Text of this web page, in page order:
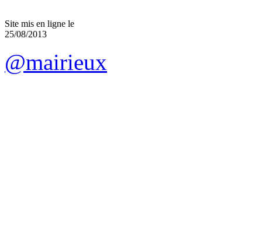
Site mis en ligne le
25/08/2013
@mairieux